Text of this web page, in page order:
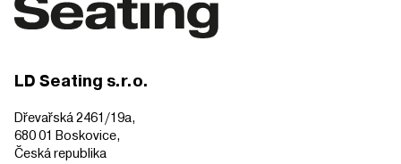
LD Seating s.r.o.
Dřevařská 2461/19a,
680 01 Boskovice,
Česká republika